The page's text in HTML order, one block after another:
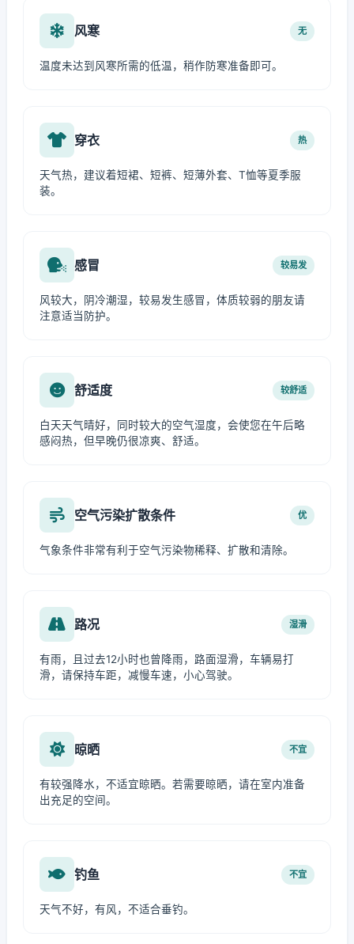
风寒 无
温度未达到风寒所需的低温，稍作防寒准备即可。
穿衣 热
天气热，建议着短裙、短裤、短薄外套、T恤等夏季服
装。
感冒 较易发
风较大，阴冷潮湿，较易发生感冒，体质较弱的朋友请
注意适当防护。
舒适度 较舒适
白天天气晴好，同时较大的空气湿度，会使您在午后略
感闷热，但早晚仍很凉爽、舒适。
空气污染扩散条件 优
气象条件非常有利于空气污染物稀释、扩散和清除。
路况 湿滑
有雨，且过去12小时也曾降雨，路面湿滑，车辆易打
滑，请保持车距，减慢车速，小心驾驶。
晾晒 不宜
有较强降水，不适宜晾晒。若需要晾晒，请在室内准备
出充足的空间。
钓鱼 不宜
天气不好，有风，不适合垂钓。